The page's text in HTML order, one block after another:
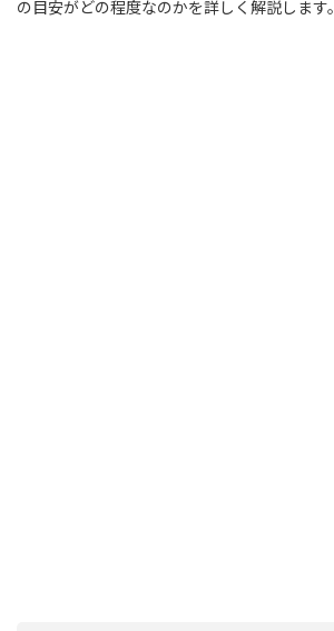
の目安がどの程度なのかを詳しく解説します。